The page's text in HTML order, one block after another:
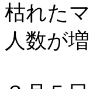
枯れた
人数が